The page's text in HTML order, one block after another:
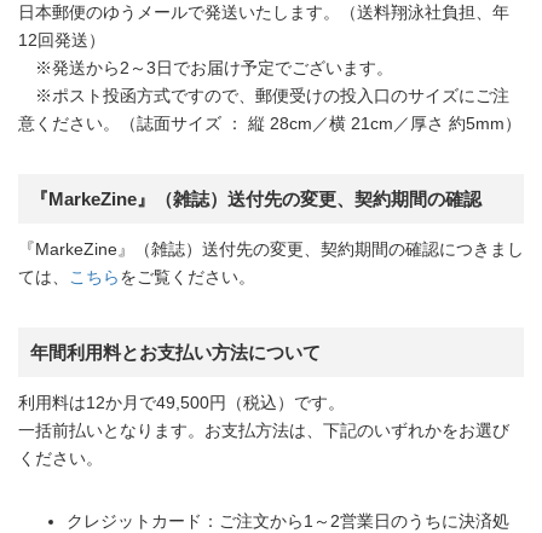
日本郵便のゆうメールで発送いたします。（送料翔泳社負担、年
12回発送）
※発送から2～3日でお届け予定でございます。
※ポスト投函方式ですので、郵便受けの投入口のサイズにご注
意ください。（誌面サイズ ： 縦 28cm／横 21cm／厚さ 約5mm）
『MarkeZine』（雑誌）送付先の変更、契約期間の確認
『MarkeZine』（雑誌）送付先の変更、契約期間の確認につきまし
ては、
こちらをご覧ください。
年間利用料とお支払い方法について
利用料は12か月で49,500円（税込）です。
一括前払いとなります。お支払方法は、下記のいずれかをお選び
ください。
クレジットカード：ご注文から1～2営業日のうちに決済処